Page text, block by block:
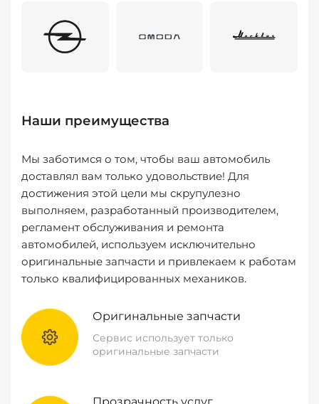
Наши преимущества
Мы заботимся о том, чтобы ваш автомобиль
доставлял вам только удовольствие! Для
достижения этой цели мы скрупулезно
выполняем, разработанный производителем,
регламент обслуживания и ремонта
автомобилей, используем исключительно
оригинальные запчасти и привлекаем к работам
только квалифицированных механиков.
Оригинальные запчасти
Сервис использует только
оригинальные запчасти